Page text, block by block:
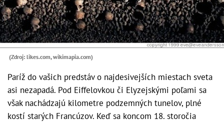
(Zdroj: likes.com, wikimapia.com)
Paríž do vašich predstáv o najdesivejších miestach sveta
asi nezapadá. Pod Eiffelovkou či Elyzejskými poľami sa
však nachádzajú kilometre podzemných tunelov, plné
kostí starých Francúzov. Keď sa koncom 18. storočia